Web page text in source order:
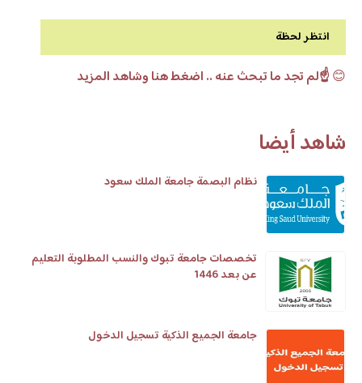
انتظر لحظة
😊☝️لم تجد ما تبحث عنه .. اضغط هنا وشاهد المزيد
شاهد أيضا
نظام البصمة جامعة الملك سعود
تخصصات جامعة تبوك والنسب المطلوبة التعليم
عن بعد 1446
جامعة الجميع الذكية تسجيل الدخول